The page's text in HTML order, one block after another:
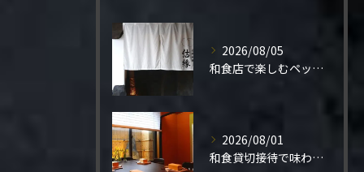
2026/08/05
和食店で楽しむペット同伴の食事体験
2026/08/01
和食貸切接待で味わう極上の一夜